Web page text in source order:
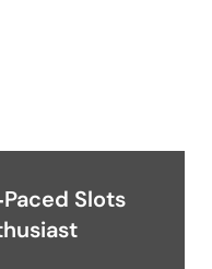
Slots